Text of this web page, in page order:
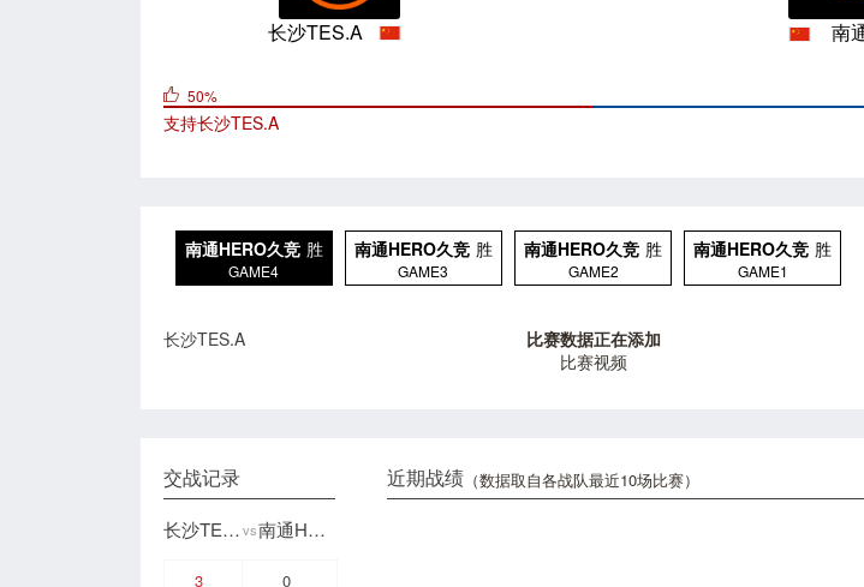
长沙TES.A
50%
支持长沙TES.A
南通HERO久竞 胜
GAME4
南通HERO久竞 胜
GAME3
南通HERO久竞 胜
GAME2
南通HERO久竞 胜
GAME1
长沙TES.A
比赛数据正在添加
比赛视频
近期战绩 （数据取自各战队最近10场比赛）
交战记录
长沙TES.Avs 南通HERO久竞
3
0